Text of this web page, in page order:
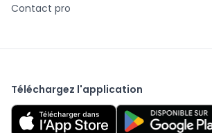
Contact pro
Téléchargez l'application